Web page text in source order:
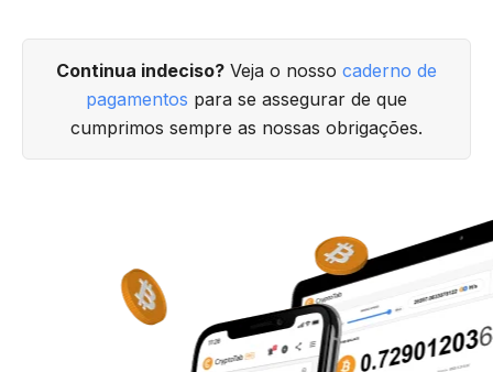
Continua indeciso? Veja o nosso caderno de
pagamentos para se assegurar de que
cumprimos sempre as nossas obrigações.